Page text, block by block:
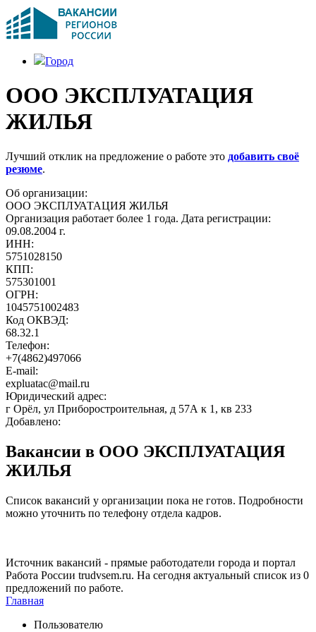
Город
ООО ЭКСПЛУАТАЦИЯ
ЖИЛЬЯ
Лучший отклик на предложение о работе это добавить своё
резюме.
Об организации:
ООО ЭКСПЛУАТАЦИЯ ЖИЛЬЯ
Организация работает более 1 года. Дата регистрации:
09.08.2004 г.
ИНН:
5751028150
КПП:
575301001
ОГРН:
1045751002483
Код ОКВЭД:
68.32.1
Телефон:
+7(4862)497066
E-mail:
expluatac@mail.ru
Юридический адрес:
г Орёл, ул Приборостроительная, д 57А к 1, кв 233
Добавлено:
Вакансии в ООО ЭКСПЛУАТАЦИЯ
ЖИЛЬЯ
Список вакансий у организации пока не готов. Подробности
можно уточнить по телефону отдела кадров.
Источник вакансий - прямые работодатели города и портал
Работа России trudvsem.ru. На сегодня актуальный список из 0
предложений по работе.
Главная
Пользователю